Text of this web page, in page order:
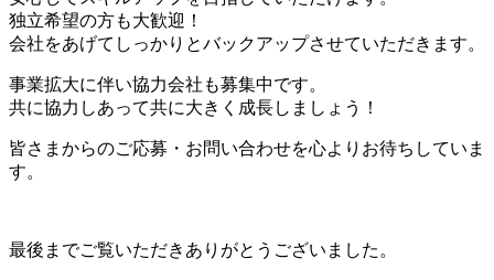
独立希望の方も大歓迎！
会社をあげてしっかりとバックアップさせていただきます。
事業拡大に伴い協力会社も募集中です。
共に協力しあって共に大きく成長しましょう！
皆さまからのご応募・お問い合わせを心よりお待ちしていま
す。
最後までご覧いただきありがとうございました。